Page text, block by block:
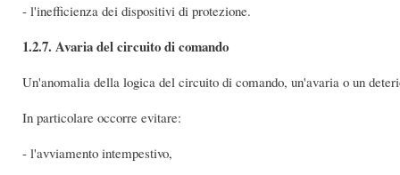
- l'inefficienza dei dispositivi di protezione.
1.2.7. Avaria del circuito di comando
Un'anomalia della logica del circuito di comando, un'avaria o un
In particolare occorre evitare:
- l'avviamento intempestivo,